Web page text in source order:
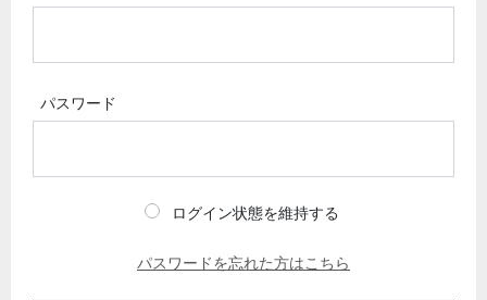
パスワード
ログイン状態を維持する
パスワードを忘れた方はこちら